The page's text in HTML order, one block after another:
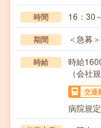
時間 16：30
期間 ＜急募
時給
時給
（会社
交通
病院規定